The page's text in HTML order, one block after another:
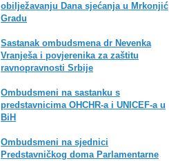
obilježavanju Dana sjećanja u Mrkonjić
Gradu
Sastanak ombudsmena dr Nevenka
Vranješa i povjerenika za zaštitu
ravnopravnosti Srbije
Ombudsmeni na sastanku s
predstavnicima OHCHR-a i UNICEF-a u
BiH
Ombudsmeni na sjednici
Predstavničkog doma Parlamentarne